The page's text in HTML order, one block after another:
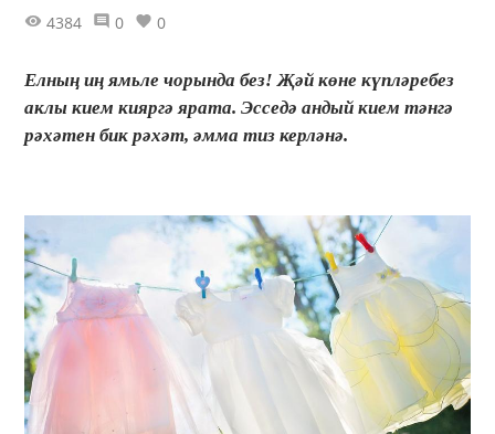
4384 0 0
Елның иң ямьле чорында без! Җәй көне күпләребез
аклы кием кияргә ярата. Эсседә андый кием тәнгә
рәхәтен бик рәхәт, әмма тиз керләнә.